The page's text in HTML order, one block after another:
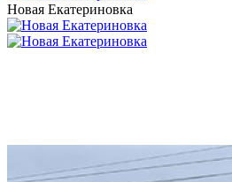
Новая Екатериновка